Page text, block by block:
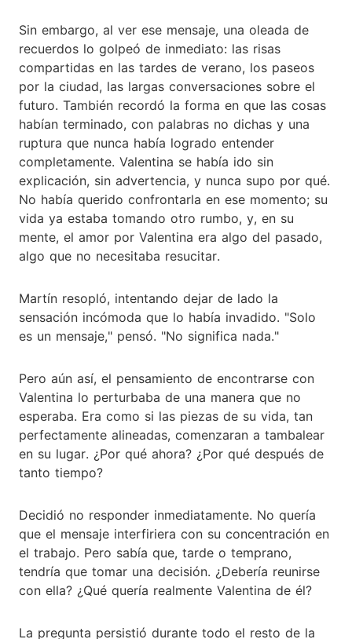
Sin embargo, al ver ese mensaje, una oleada de
recuerdos lo golpeó de inmediato: las risas
compartidas en las tardes de verano, los paseos
por la ciudad, las largas conversaciones sobre el
futuro. También recordó la forma en que las cosas
habían terminado, con palabras no dichas y una
ruptura que nunca había logrado entender
completamente. Valentina se había ido sin
explicación, sin advertencia, y nunca supo por qué.
No había querido confrontarla en ese momento; su
vida ya estaba tomando otro rumbo, y, en su
mente, el amor por Valentina era algo del pasado,
algo que no necesitaba resucitar.
Martín resopló, intentando dejar de lado la
sensación incómoda que lo había invadido. "Solo
es un mensaje," pensó. "No significa nada."
Pero aún así, el pensamiento de encontrarse con
Valentina lo perturbaba de una manera que no
esperaba. Era como si las piezas de su vida, tan
perfectamente alineadas, comenzaran a tambalear
en su lugar. ¿Por qué ahora? ¿Por qué después de
tanto tiempo?
Decidió no responder inmediatamente. No quería
que el mensaje interfiriera con su concentración en
el trabajo. Pero sabía que, tarde o temprano,
tendría que tomar una decisión. ¿Debería reunirse
con ella? ¿Qué quería realmente Valentina de él?
La pregunta persistió durante todo el resto de la